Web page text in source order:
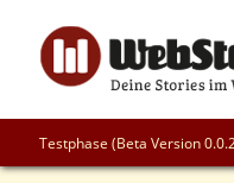
Testphase (Beta Version